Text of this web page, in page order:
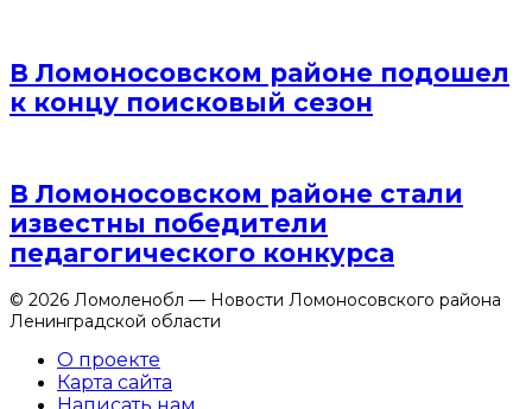
В Ломоносовском районе подошел
к концу поисковый сезон
В Ломоносовском районе стали
известны победители
педагогического конкурса
© 2026 Ломоленобл — Новости Ломоносовского района
Ленинградской области
О проекте
Карта сайта